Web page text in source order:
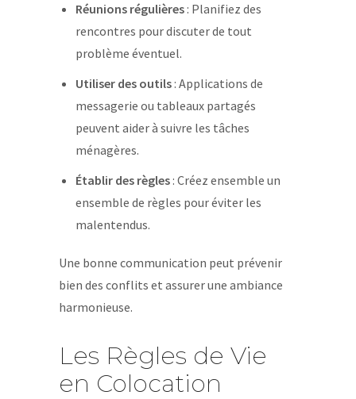
Réunions régulières: Planifiez des
rencontres pour discuter de tout
problème éventuel.
Utiliser des outils: Applications de
messagerie ou tableaux partagés
peuvent aider à suivre les tâches
ménagères.
Établir des règles: Créez ensemble un
ensemble de règles pour éviter les
malentendus.
Une bonne communication peut prévenir
bien des conflits et assurer une ambiance
harmonieuse.
Les Règles de Vie
en Colocation